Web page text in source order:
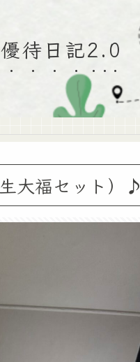
待日記2.0
大福セット）♪